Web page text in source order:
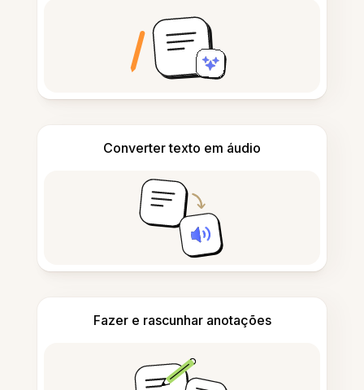
Converter texto em áudio
Fazer e rascunhar anotações